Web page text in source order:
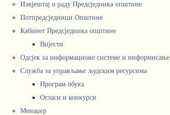
Извјештај о раду Предсједника општине
Потпредсједници Општине
Кабинет Предсједника oпштине
Вијести
Одсјек за информационе системе и информисање
Служба за управљање људским ресурсима
Програм обука
Огласи и конкурси
Менаџер